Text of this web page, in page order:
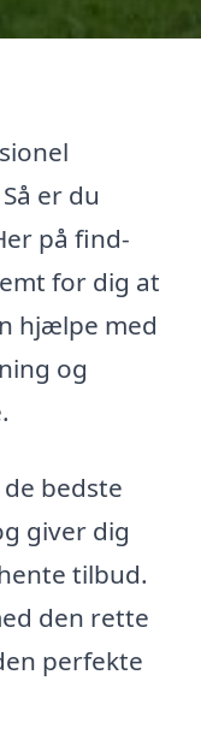
er du
på find-
for dig at
hjælpe med
og
bedste
giver dig
tilbud.
den rette
perfekte